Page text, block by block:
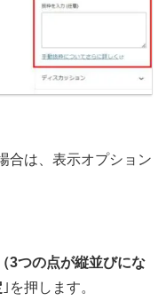
合は、表示オプション
3つの点が縦並びにな
｣を押します。